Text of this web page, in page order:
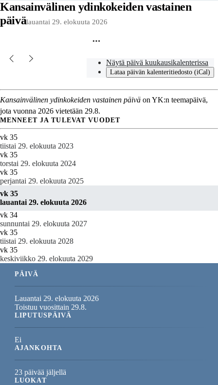
Kansainvälinen ydinkokeiden vastainen
päivälauantai 29. elokuuta 2026
Näytä päivä kuukausikalenterissa
Lataa päivän kalenteritiedosto (iCal)
Kansainvälinen ydinkokeiden vastainen päivä on YK:n teemapäivä,
jota vuonna 2026 vietetään 29.8.
MENNEET JA TULEVAT VUODET
vk 35
tiistai 29. elokuuta 2023
vk 35
torstai 29. elokuuta 2024
vk 35
perjantai 29. elokuuta 2025
vk 35
lauantai 29. elokuuta 2026
vk 34
sunnuntai 29. elokuuta 2027
vk 35
tiistai 29. elokuuta 2028
vk 35
keskiviikko 29. elokuuta 2029
PÄIVÄ
Lauantai 29. elokuuta 2026
Toistuu vuosittain 29.8.
LIPUTUSPÄIVÄ
Ei
AJANKOHTA
23 päivää jäljellä
LUOKAT